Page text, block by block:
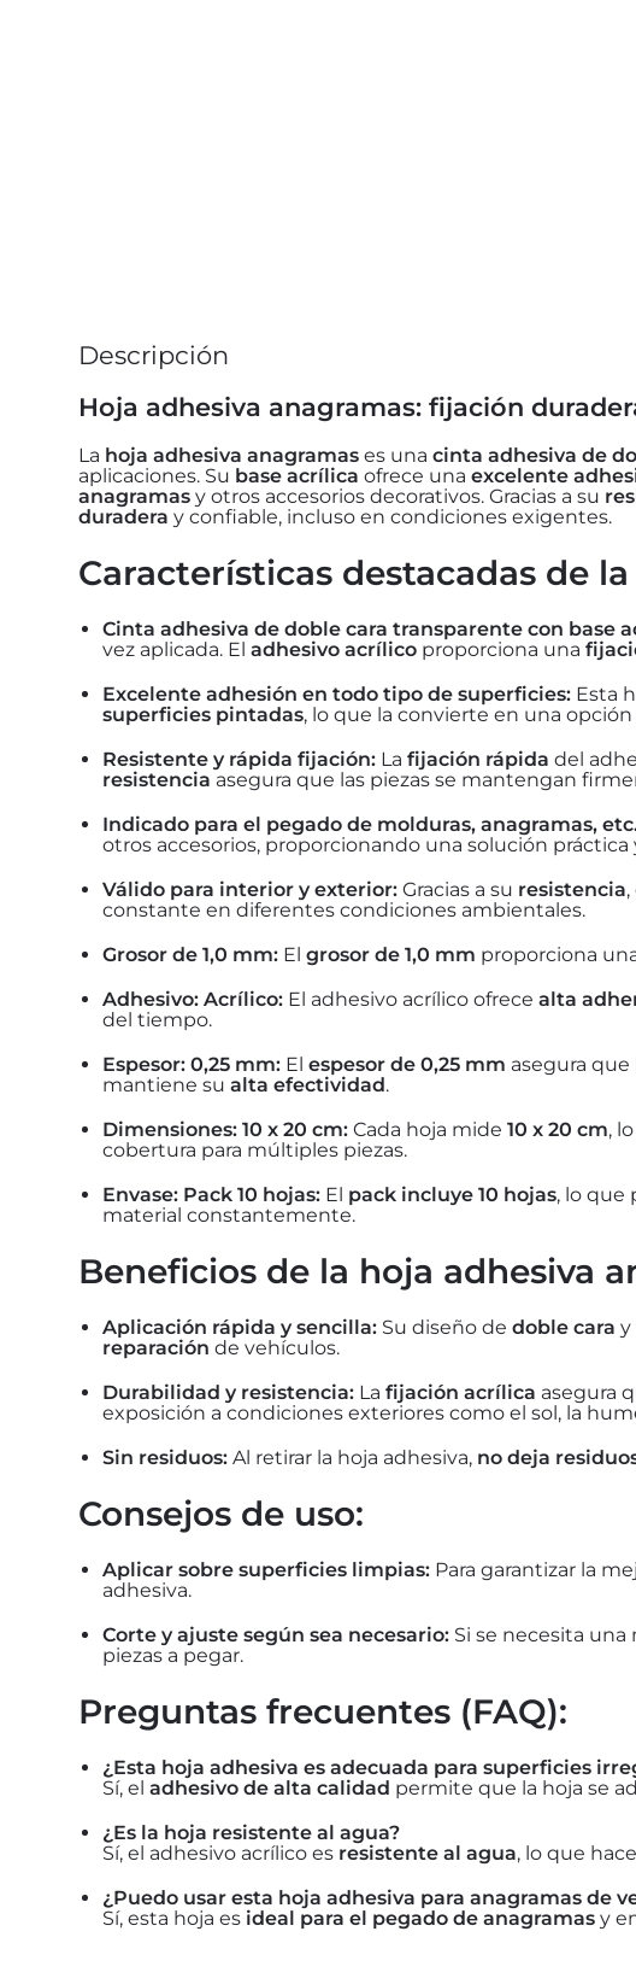
Descripción
Hoja adhesiva anagramas: fijación
La hoja adhesiva anagramases una cinta adhesiva de
aplicaciones. Su base acrílica ofrece una excelente
anagramasy otros accesorios decorativos. Gracias a su
duradera y confiable, incluso en condiciones exigentes.
Características destacadas de
Cinta adhesiva de doble cara transparente con base
vez aplicada. El adhesivo acrílicoproporciona una
Excelente adhesión en todo tipo de superficies:Esta
superficies pintadas, lo que la convierte en una
Resistente y rápida fijación:La fijación rápida del
resistencia asegura que las piezas se mantengan
Indicado para el pegado de molduras, anagramas,
otros accesorios, proporcionando una solución
Válido para interior y exterior:Gracias a su resistencia
constante en diferentes condiciones ambientales.
Grosor de 1,0 mm:El grosor de 1,0 mm proporciona
Adhesivo: Acrílico:El adhesivo acrílico ofrece alta
del tiempo.
Espesor: 0,25 mm:El espesor de 0,25 mm asegura que
mantiene su alta efectividad.
Dimensiones: 10 x 20 cm:Cada hoja mide 10 x 20 cm,
cobertura para múltiples piezas.
Envase: Pack 10 hojas:El pack incluye 10 hojas, lo que
material constantemente.
Beneficios de la hoja adhesiva
Aplicación rápida y sencilla:Su diseño de doble cara y
reparación de vehículos.
Durabilidad y resistencia:La fijación acrílica asegura
exposición a condiciones exteriores como el sol, la
Sin residuos:Al retirar la hoja adhesiva, no deja
Consejos de uso:
Aplicar sobre superficies limpias:Para garantizar la
adhesiva.
Corte y ajuste según sea necesario:Si se necesita una
piezas a pegar.
Preguntas frecuentes (FAQ):
¿Esta hoja adhesiva es adecuada para superficies
Sí, el adhesivo de alta calidad permite que la hoja se
¿Es la hoja resistente al agua?
Sí, el adhesivo acrílico es resistente al agua, lo que
¿Puedo usar esta hoja adhesiva para anagramas de
Sí, esta hoja es ideal para el pegado de anagramasy